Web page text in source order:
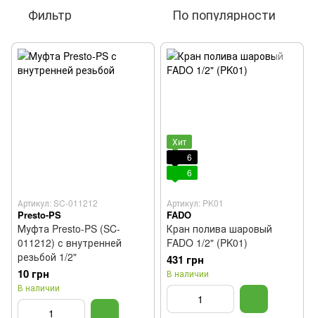
Фильтр По популярности
Артикул: SC-011212
Presto-PS
Муфта Presto-PS (SC-
011212) с внутренней
резьбой 1/2"
10 грн
В наличии
Хит
6
6
Артикул: PK01
FADO
Кран полива шаровый
FADO 1/2" (PK01)
431 грн
В наличии